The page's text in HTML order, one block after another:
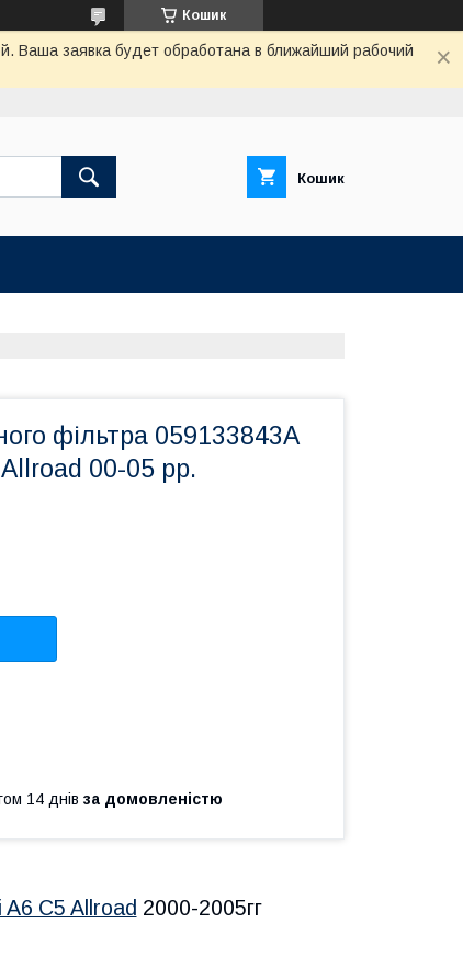
Кошик
Ваша заявка будет обработана в ближайший рабочий
Кошик
фільтра 059133843A
00-05 рр.
14 днів за домовленістю
A6 C5 Allroad 2000-2005гг